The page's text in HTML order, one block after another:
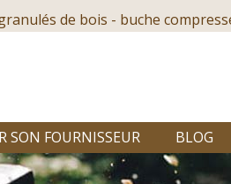
de bois - buche
SON FOURNISSEUR BLOG